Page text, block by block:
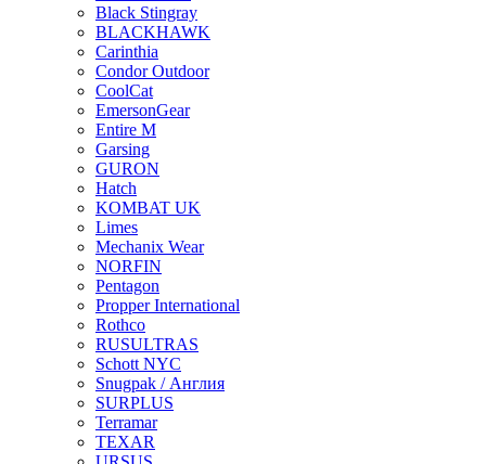
Black Stingray
BLACKHAWK
Carinthia
Condor Outdoor
CoolCat
EmersonGear
Entire M
Garsing
GURON
Hatch
KOMBAT UK
Limes
Mechanix Wear
NORFIN
Pentagon
Propper International
Rothco
RUSULTRAS
Schott NYC
Snugpak / Англия
SURPLUS
Terramar
TEXAR